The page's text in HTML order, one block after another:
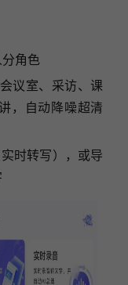
角色
议室、采访、课
，自动降噪超清
时转写），或导